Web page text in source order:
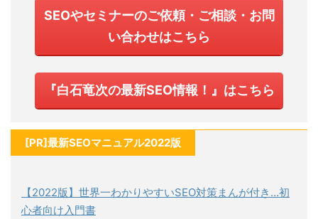
SEOやセミナーのご依頼・ご相談・お問
い合わせはこちら
『白石竜次の最新SEO情報！』はこちら
[PR]最新SEOマニュアル2022版
【2022版】世界一わかりやすいSEO対策まんが付き…初
心者向け入門書